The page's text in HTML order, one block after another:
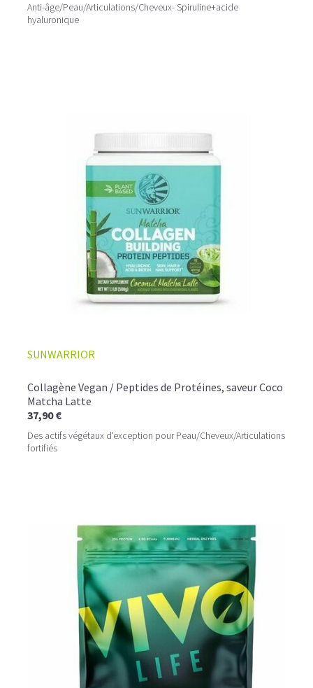
Anti-âge/Peau/Articulations/Cheveux- Spiruline+acide
hyaluronique
SUNWARRIOR
Collagène Vegan / Peptides de Protéines, saveur Coco
Matcha Latte
37,90 €
Des actifs végétaux d'exception pour Peau/Cheveux/Articulations
fortifiés